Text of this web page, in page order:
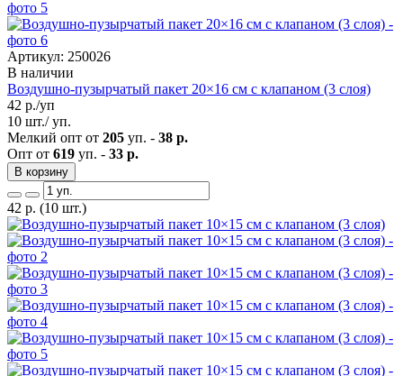
Артикул: 250026
В наличии
Воздушно-пузырчатый пакет 20×16 см с клапаном (3 слоя)
42 р./уп
10 шт./ уп.
Мелкий опт от 205 уп. - 38 р.
Опт от 619 уп. - 33 р.
В корзину
42 р. (10 шт.)